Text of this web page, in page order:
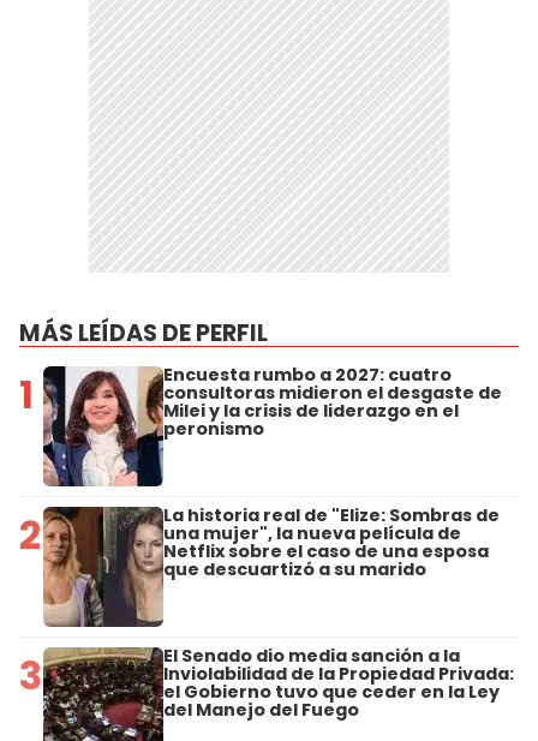
MÁS LEÍDAS DE PERFIL
1 Encuesta rumbo a 2027: cuatro
consultoras midieron el desgaste de
Milei y la crisis de liderazgo en el
peronismo
2 La historia real de "Elize: Sombras de
una mujer", la nueva película de
Netflix sobre el caso de una esposa
que descuartizó a su marido
3 El Senado dio media sanción a la
Inviolabilidad de la Propiedad Privada:
el Gobierno tuvo que ceder en la Ley
del Manejo del Fuego